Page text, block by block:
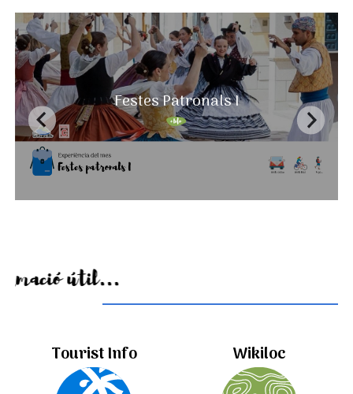
Festes Patronals I
Informació útil...
Tourist Info Wikiloc